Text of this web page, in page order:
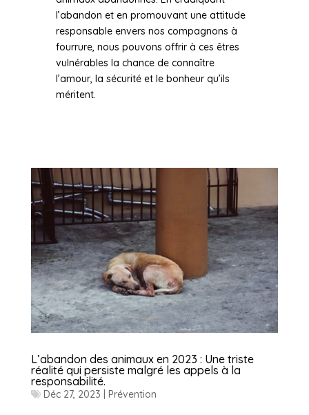
L’abandon des animaux en 2023 : Une triste
réalité qui persiste malgré les appels à la
responsabilité.
Déc 27, 2023 Prévention
l’abandon et en promouvant une attitude
responsable envers nos compagnons à
fourrure, nous pouvons offrir à ces êtres
vulnérables la chance de connaître
l’amour, la sécurité et le bonheur qu’ils
méritent.